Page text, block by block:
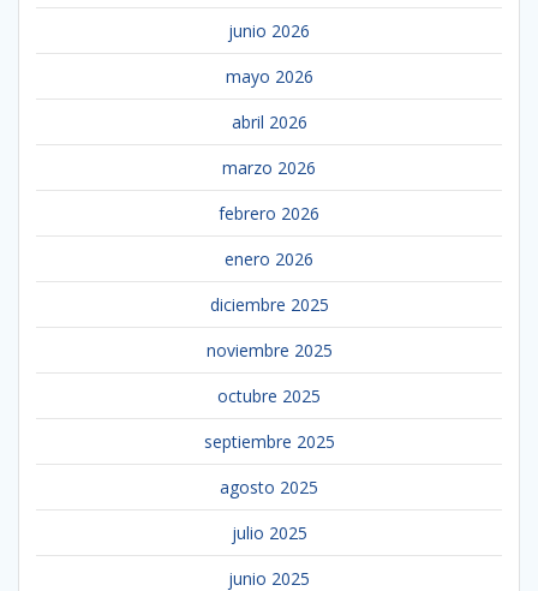
junio 2026
mayo 2026
abril 2026
marzo 2026
febrero 2026
enero 2026
diciembre 2025
noviembre 2025
octubre 2025
septiembre 2025
agosto 2025
julio 2025
junio 2025